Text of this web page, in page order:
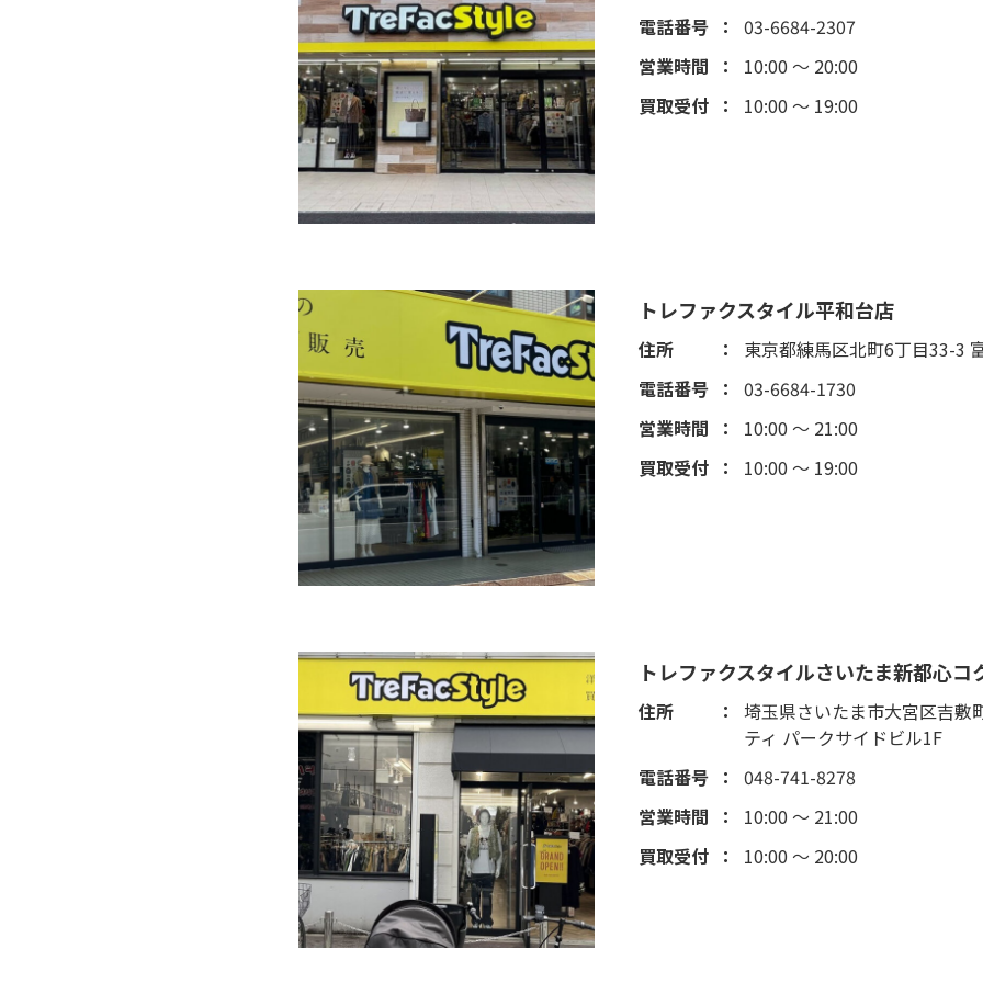
電話番号
03-6684-2307
営業時間
10:00 ～ 20:00
買取受付
10:00 ～ 19:00
トレファクスタイル平和台店
住所
東京都練馬区北町6丁目33-3
電話番号
03-6684-1730
営業時間
10:00 ～ 21:00
買取受付
10:00 ～ 19:00
トレファクスタイルさいたま新都心コ
住所
埼玉県さいたま市大宮区吉
ティ パークサイドビル1F
電話番号
048-741-8278
営業時間
10:00 ～ 21:00
買取受付
10:00 ～ 20:00